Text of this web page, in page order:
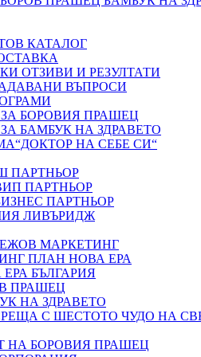
КАТАЛОГ
ОТЗИВИ И РЕЗУЛТАТИ
ВЪПРОСИ
БОРОВИЯ ПРАШЕЦ
БАМБУК НА ЗДРАВЕТО
НА СЕБЕ СИ“
ПАРТНЬОР
ПАРТНЬОР
ПАРТНЬОР
ЛИВЪРИДЖ
МАРКЕТИНГ
ПЛАН НОВА ЕРА
БЪЛГАРИЯ
ПРАШЕЦ
НА ЗДРАВЕТО
С ШЕСТОТО ЧУДО НА
НА БОРОВИЯ ПРАШЕЦ